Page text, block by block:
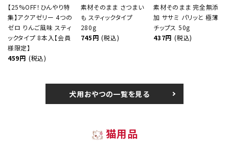
【25%OFF！ひんやり特
集】アクアゼリー 4つの
ゼロ りんご風味 スティ
ックタイプ 8本入【会員
様限定】
459円 (税込)
素材そのまま さつまい
も スティックタイプ
280g
745円 (税込)
素材そのまま 完全無添
加 ササミ パリッと 極薄
チップス 50g
437円 (税込)
犬用おやつの一覧を見る
猫用品